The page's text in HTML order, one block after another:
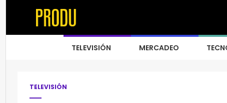
TELEVISIÓN MERCADEO
TELEVISIÓN